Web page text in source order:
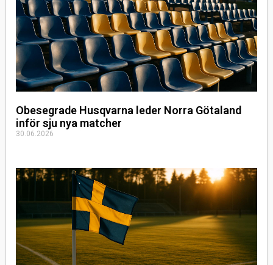
Obesegrade Husqvarna leder Norra Götaland
inför sju nya matcher
30.06.2026